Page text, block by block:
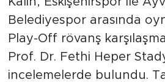
Belediyespor arasında
Play-Off rövanş
Prof. Dr. Fethi Heper
incelemelerde bulundu.